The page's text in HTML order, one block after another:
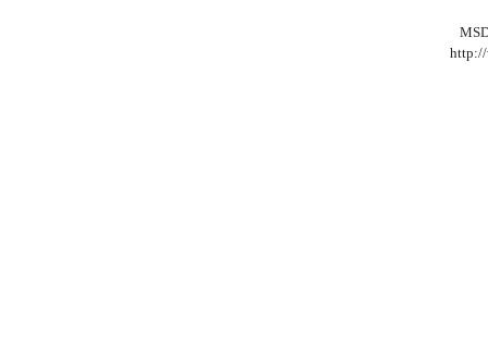
http://